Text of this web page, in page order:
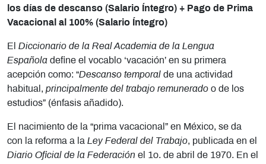
los días de descanso (Salario Íntegro) + Pago de Prima
Vacacional al 100% (Salario Íntegro)
El Diccionario de la Real Academia de la Lengua
Española define el vocablo ‘vacación’ en su primera
acepción como: “Descanso temporal de una actividad
habitual, principalmente del trabajo remunerado o de los
estudios” (énfasis añadido).
El nacimiento de la “prima vacacional” en México, se da
con la reforma a la Ley Federal del Trabajo, publicada en el
Diario Oficial de la Federación el 1o. de abril de 1970. En el